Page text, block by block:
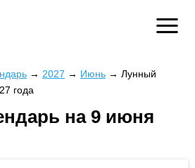
→ 2027 → Июнь → Лунный
года
на 9 июня